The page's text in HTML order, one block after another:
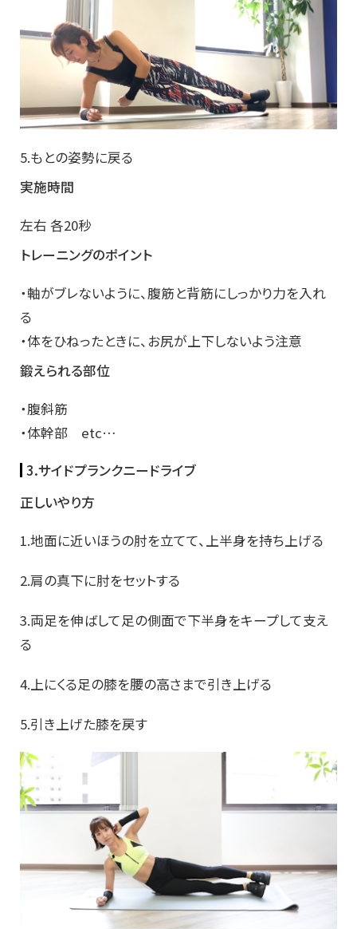
5.もとの姿勢に戻る
実施時間
左右 各20秒
トレーニングのポイント
・軸がブレないように、腹筋と背筋にしっかり力を入れ
る
・体をひねったときに、お尻が上下しないよう注意
鍛えられる部位
・腹斜筋
・体幹部 etc…
3.サイドプランクニードライブ
正しいやり方
1.地面に近いほうの肘を立てて、上半身を持ち上げる
2.肩の真下に肘をセットする
3.両足を伸ばして足の側面で下半身をキープして支え
る
4.上にくる足の膝を腰の高さまで引き上げる
5.引き上げた膝を戻す